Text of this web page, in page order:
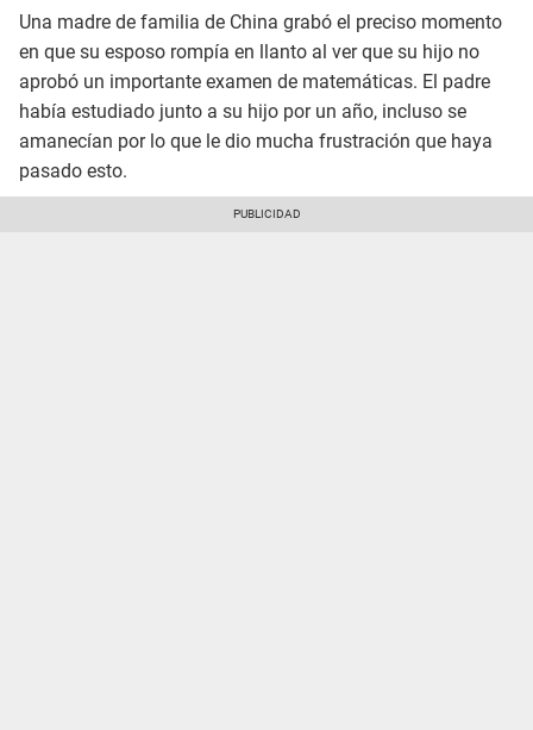
Una madre de familia de China grabó el preciso momento
en que su esposo rompía en llanto al ver que su hijo no
aprobó un importante examen de matemáticas. El padre
había estudiado junto a su hijo por un año, incluso se
amanecían por lo que le dio mucha frustración que haya
pasado esto.